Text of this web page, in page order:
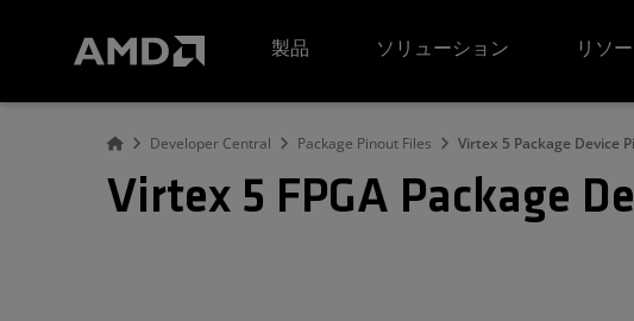
製品
ソリューション リソ
Developer Central Package Pinout Files Virtex 5 Package Device
Virtex 5 FPGA Package